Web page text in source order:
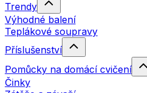
Trendy
Výhodné balení
Teplákové soupravy
Příslušenství
Pomůcky na domácí cvičení
Činky